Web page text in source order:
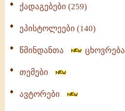
ქადაგებები (259)
ეპისტოლეები (140)
წმინდანთა ცხოვრება
თემები
ავტორები